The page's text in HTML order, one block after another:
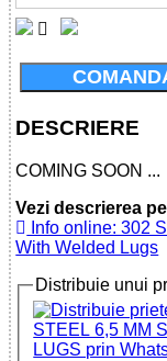
DESCRIERE
COMING SOON ...
Vezi descrierea
Info online: 302
With Welded Lugs
Distribuie unui